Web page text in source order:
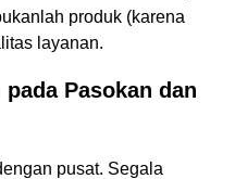
produk (karena
layanan.
Pasokan dan
pusat. Segala